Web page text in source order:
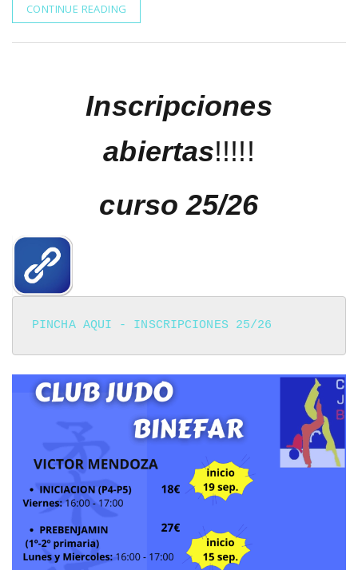
CONTINUE READING
Inscripciones
abiertas!!!!!
curso 25/26
PINCHA AQUI - INSCRIPCIONES 25/26